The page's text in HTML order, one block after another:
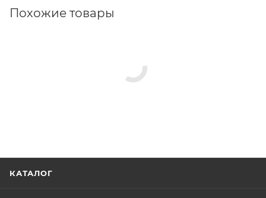
Похожие товары
КАТАЛОГ